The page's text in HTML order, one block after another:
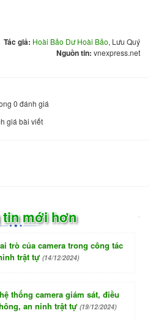
Tác giả: Hoài Bảo Dư Hoài Bảo, Lưu Quý
Nguồn tin: vnexpress.net
0 đánh giá
giá bài viết
mới hơn
trò của camera trong công tác
trật tự (14/12/2024)
thống camera giám sát, điều
an ninh trật tự (19/12/2024)